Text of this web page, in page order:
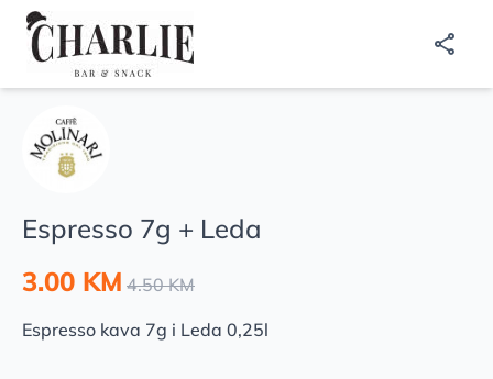
Espresso 7g + Leda
3.00 KM 4.50 KM
Espresso kava 7g i Leda 0,25l